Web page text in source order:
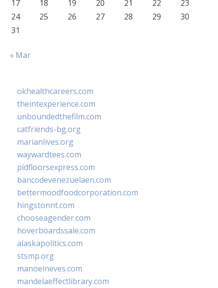
17 18 19 20 21 22
23
24
25 26 27 28 29
30
31
« Mar
okhealthcareers.com
theintexperience.com
unboundedthefilm.com
catfriends-bg.org
marianlives.org
waywardtees.com
pidfloorsexpress.com
bancodevenezuelaen.com
bettermoodfoodcorporation.com
hingstonnt.com
chooseagender.com
hoverboardssale.com
alaskapolitics.com
stsmp.org
manoelneves.com
mandelaeffectlibrary.com